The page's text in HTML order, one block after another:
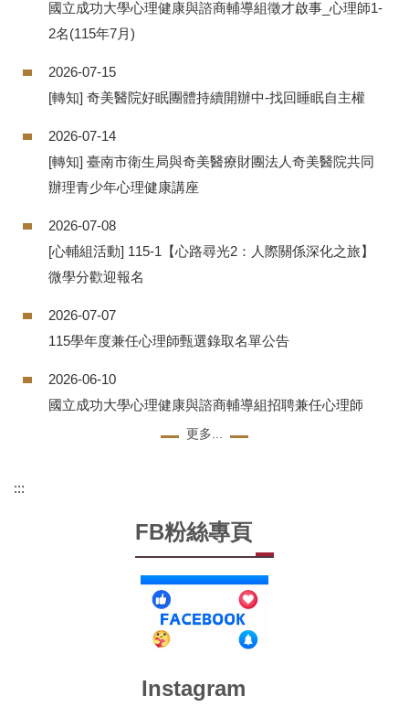
國立成功大學心理健康與諮商輔導組徵才啟事_心理師1-
2名(115年7月)
2026-07-15
[轉知] 奇美醫院好眠團體持續開辦中-找回睡眠自主權
2026-07-14
[轉知] 臺南市衛生局與奇美醫療財團法人奇美醫院共同
辦理青少年心理健康講座
2026-07-08
[心輔組活動] 115-1【心路尋光2：人際關係深化之旅】
微學分歡迎報名
2026-07-07
115學年度兼任心理師甄選錄取名單公告
2026-06-10
國立成功大學心理健康與諮商輔導組招聘兼任心理師
更多...
:::
FB粉絲專頁
Instagram